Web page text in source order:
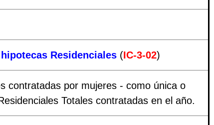
Residenciales (IC-3-02)
contratadas por mujeres - como única o
Totales contratadas en el año.